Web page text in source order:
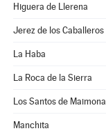
Higuera de Llerena
Jerez de los Caballeros
La Haba
La Roca de la Sierra
Los Santos de Maimona
Manchita